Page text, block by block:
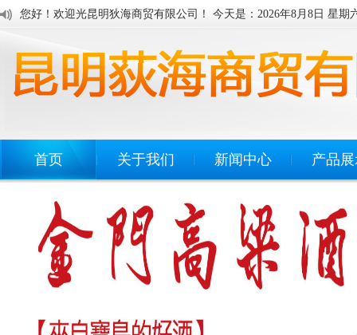
您好！欢迎光昆明狄海商贸有限公司！ 今天是： 2026年8月8日 星期
首页 关于我们 新闻中心 产品